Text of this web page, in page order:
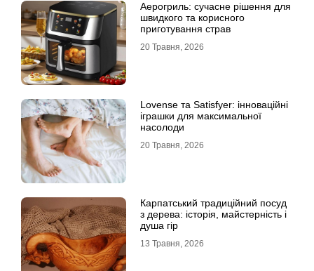
Аерогриль: сучасне рішення для
швидкого та корисного
приготування страв
20 Травня, 2026
Lovense та Satisfyer: інноваційні
іграшки для максимальної
насолоди
20 Травня, 2026
Карпатський традиційний посуд
з дерева: історія, майстерність і
душа гір
13 Травня, 2026